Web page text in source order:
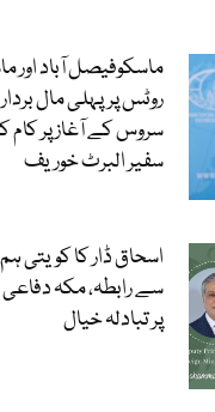
ماسکوفیصل آباد اور
روٹس پرپہلی مال
سروس کے آغاز پر کام
سفیر البرٹ خوریف
اسحاق ڈار کا کویتی
سے رابطہ، مکہ
پر تبادلہ خیال